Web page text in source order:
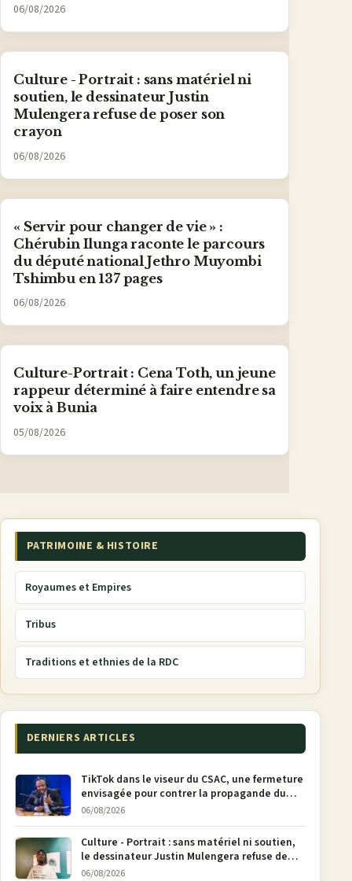
06/08/2026
Culture - Portrait : sans matériel ni
soutien, le dessinateur Justin
Mulengera refuse de poser son
crayon
06/08/2026
« Servir pour changer de vie » :
Chérubin Ilunga raconte le parcours
du député national Jethro Muyombi
Tshimbu en 137 pages
06/08/2026
Culture-Portrait : Cena Toth, un jeune
rappeur déterminé à faire entendre sa
voix à Bunia
05/08/2026
PATRIMOINE & HISTOIRE
Royaumes et Empires
Tribus
Traditions et ethnies de la RDC
DERNIERS ARTICLES
TikTok dans le viseur du CSAC, une fermeture
envisagée pour contrer la propagande du
M23
06/08/2026
Culture - Portrait : sans matériel ni soutien,
le dessinateur Justin Mulengera refuse de
poser son crayon
06/08/2026